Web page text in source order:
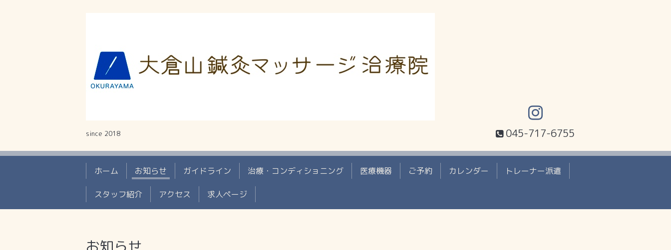
since 2018 045-717-6755
ホーム お知らせ ガイドライン 治療・コンディショニング 医療機器 ご予約 カレンダー トレーナー派遣
スタッフ紹介 アクセス 求人ページ